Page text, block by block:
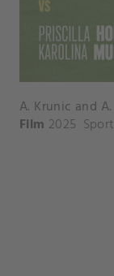
Film 2025 Sport